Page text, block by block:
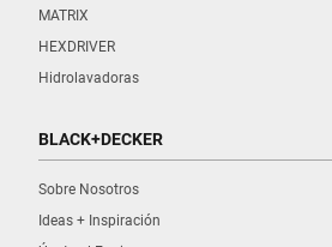
MATRIX
HEXDRIVER
Hidrolavadoras
BLACK+DECKER
Sobre Nosotros
Ideas + Inspiración